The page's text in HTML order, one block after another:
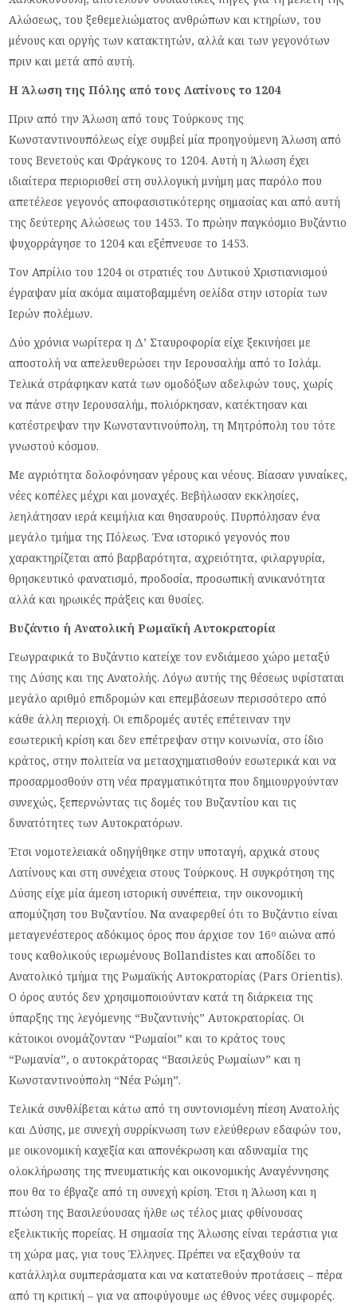
Αλώσεως, του ξεθεμελιώματος ανθρώπων και κτηρίων, του
μένους και οργής των κατακτητών, αλλά και των γεγονότων
πριν και μετά από αυτή.
Η Άλωση της Πόλης από τους Λατίνους το 1204
Πριν από την Άλωση από τους Τούρκους της
Κωνσταντινουπόλεως είχε συμβεί μία προηγούμενη Άλωση από
τους Βενετούς και Φράγκους το 1204. Αυτή η Άλωση έχει
ιδιαίτερα περιορισθεί στη συλλογική μνήμη μας παρόλο που
απετέλεσε γεγονός αποφασιστικότερης σημασίας και από αυτή
της δεύτερης Αλώσεως του 1453. Το πρώην παγκόσμιο Βυζάντιο
ψυχορράγησε το 1204 και εξέπνευσε το 1453.
Τον Απρίλιο του 1204 οι στρατιές του Δυτικού Χριστιανισμού
έγραψαν μία ακόμα αιματοβαμμένη σελίδα στην ιστορία των
Ιερών πολέμων.
Δύο χρόνια νωρίτερα η Δ’ Σταυροφορία είχε ξεκινήσει με
αποστολή να απελευθερώσει την Ιερουσαλήμ από το Ισλάμ.
Τελικά στράφηκαν κατά των ομοδόξων αδελφών τους, χωρίς
να πάνε στην Ιερουσαλήμ, πολιόρκησαν, κατέκτησαν και
κατέστρεψαν την Κωνσταντινούπολη, τη Μητρόπολη του τότε
γνωστού κόσμου.
Με αγριότητα δολοφόνησαν γέρους και νέους. Βίασαν γυναίκες,
νέες κοπέλες μέχρι και μοναχές. Βεβήλωσαν εκκλησίες,
λεηλάτησαν ιερά κειμήλια και θησαυρούς. Πυρπόλησαν ένα
μεγάλο τμήμα της Πόλεως. Ένα ιστορικό γεγονός που
χαρακτηρίζεται από βαρβαρότητα, αχρειότητα, φιλαργυρία,
θρησκευτικό φανατισμό, προδοσία, προσωπική ανικανότητα
αλλά και ηρωικές πράξεις και θυσίες.
Βυζάντιο ή Ανατολική Ρωμαϊκή Αυτοκρατορία
Γεωγραφικά το Βυζάντιο κατείχε τον ενδιάμεσο χώρο μεταξύ
της Δύσης και της Ανατολής. Λόγω αυτής της θέσεως υφίσταται
μεγάλο αριθμό επιδρομών και επεμβάσεων περισσότερο από
κάθε άλλη περιοχή. Οι επιδρομές αυτές επέτειναν την
εσωτερική κρίση και δεν επέτρεψαν στην κοινωνία, στο ίδιο
κράτος, στην πολιτεία να μετασχηματισθούν εσωτερικά και να
προσαρμοσθούν στη νέα πραγματικότητα που δημιουργούνταν
συνεχώς, ξεπερνώντας τις δομές του Βυζαντίου και τις
δυνατότητες των Αυτοκρατόρων.
Έτσι νομοτελειακά οδηγήθηκε στην υποταγή, αρχικά στους
Λατίνους και στη συνέχεια στους Τούρκους. Η συγκρότηση της
Δύσης είχε μία άμεση ιστορική συνέπεια, την οικονομική
απομύζηση του Βυζαντίου. Να αναφερθεί ότι το Βυζάντιο είναι
μεταγενέστερος αδόκιμος όρος που άρχισε τον 16ο αιώνα από
τους καθολικούς ιερωμένους Bollandistes και αποδίδει το
Ανατολικό τμήμα της Ρωμαϊκής Αυτοκρατορίας (Pars Orientis).
Ο όρος αυτός δεν χρησιμοποιούνταν κατά τη διάρκεια της
ύπαρξης της λεγόμενης “Βυζαντινής” Αυτοκρατορίας. Οι
κάτοικοι ονομάζονταν “Ρωμαίοι” και το κράτος τους
“Ρωμανία”, ο αυτοκράτορας “Βασιλεύς Ρωμαίων” και η
Κωνσταντινούπολη “Νέα Ρώμη”.
Τελικά συνθλίβεται κάτω από τη συντονισμένη πίεση Ανατολής
και Δύσης, με συνεχή συρρίκνωση των ελεύθερων εδαφών του,
με οικονομική καχεξία και απονέκρωση και αδυναμία της
ολοκλήρωσης της πνευματικής και οικονομικής Αναγέννησης
που θα το έβγαζε από τη συνεχή κρίση. Έτσι η Άλωση και η
πτώση της Βασιλεύουσας ήλθε ως τέλος μιας φθίνουσας
εξελικτικής πορείας. Η σημασία της Άλωσης είναι τεράστια για
τη χώρα μας, για τους Έλληνες. Πρέπει να εξαχθούν τα
κατάλληλα συμπεράσματα και να κατατεθούν προτάσεις – πέρα
από τη κριτική – για να αποφύγουμε ως έθνος νέες συμφορές.